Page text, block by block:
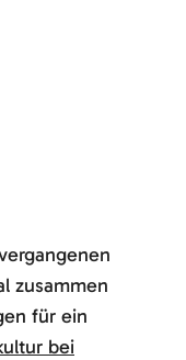
zusammen
für ein
bei